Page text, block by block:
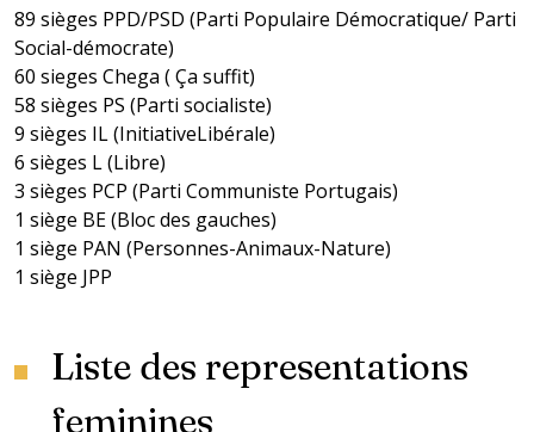
89 sièges PPD/PSD (Parti Populaire Démocratique/ Parti
Social-démocrate)
60 sieges Chega ( Ça suffit)
58 sièges PS (Parti socialiste)
9 sièges IL (InitiativeLibérale)
6 sièges L (Libre)
3 sièges PCP (Parti Communiste Portugais)
1 siège BE (Bloc des gauches)
1 siège PAN (Personnes-Animaux-Nature)
1 siège JPP
Liste des representations
feminines